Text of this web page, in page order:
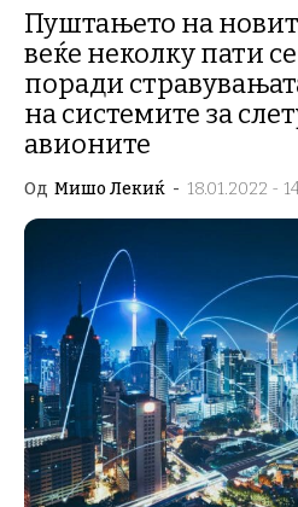
Пуштањето на
веќе неколку пати
поради
на системите за
авионите
Од Мишо Лекиќ - 18.01.2022 -